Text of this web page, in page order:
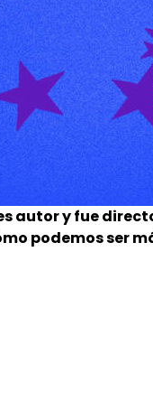
autor y fue
podemos ser